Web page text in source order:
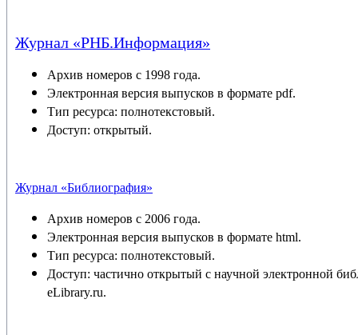
Журнал «РНБ.Информация»
Архив номеров с 1998 года.
Электронная версия выпусков в формате pdf.
Тип ресурса: полнотекстовый.
Доступ: открытый.
Журнал «Библиография»
Архив номеров с 2006 года.
Электронная версия выпусков в формате html.
Тип ресурса: полнотекстовый.
Доступ: частично открытый с научной электронной
eLibrary.ru.